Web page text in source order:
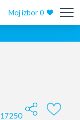
Moj izbor0
17250